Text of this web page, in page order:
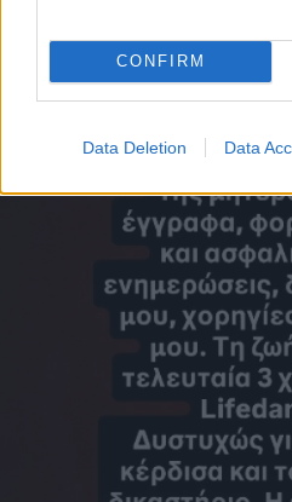
CONFIRM
Data Deletion Data